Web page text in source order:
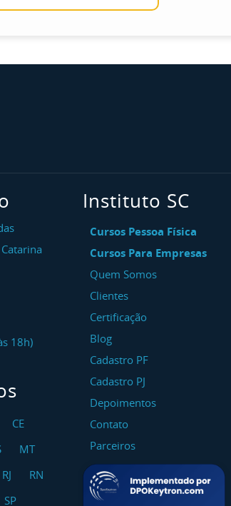
18h)
CE
MT
RJ
RN
SP
Instituto SC
Cursos Pessoa Física
Cursos Para Empresas
Quem Somos
Clientes
Certificação
Blog
Cadastro PF
Cadastro PJ
Depoimentos
Contato
Parceiros